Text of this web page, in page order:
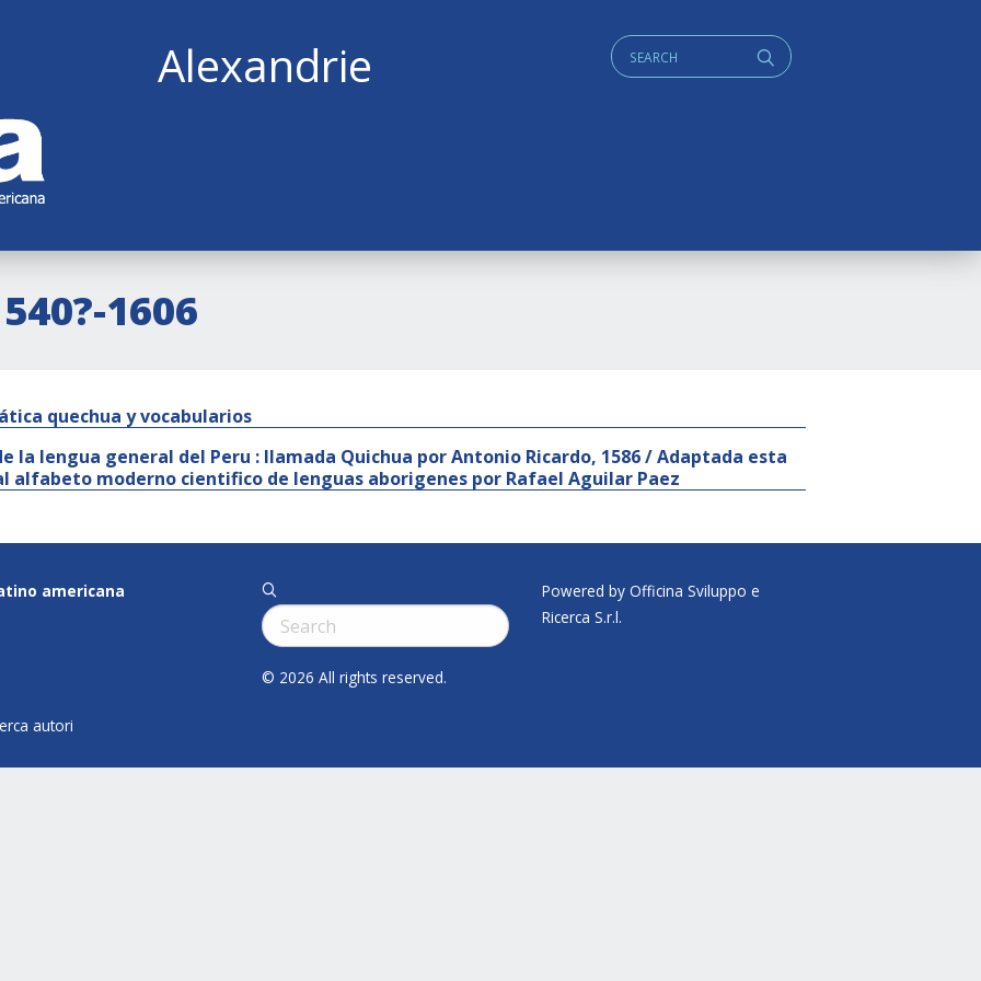
Alexandrie q
Cerca:
1606
quechua y vocabularios
la lengua general del Peru : llamada Quichua por Antonio Ricardo, 1586 / Adaptada esta
alfabeto moderno cientifico de lenguas aborigenes por Rafael Aguilar Paez
americana
autori
q
Cerca:
© 2026 All rights reserved.
Powered by Officina Sviluppo e
Ricerca S.r.l.